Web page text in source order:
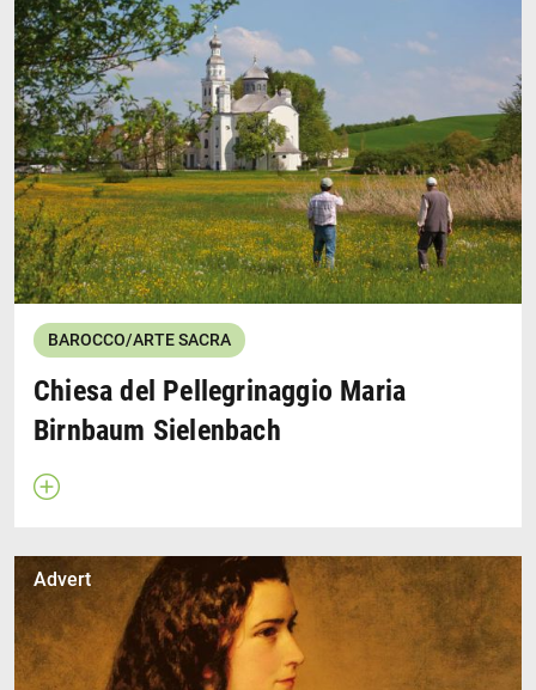
BAROCCO/ARTE SACRA
Chiesa del Pellegrinaggio Maria
Birnbaum Sielenbach
Apri descrizione
Advert